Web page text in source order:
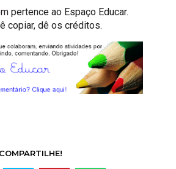
pertence ao Espaço Educar.
copiar, dê os créditos.
COMPARTILHE!